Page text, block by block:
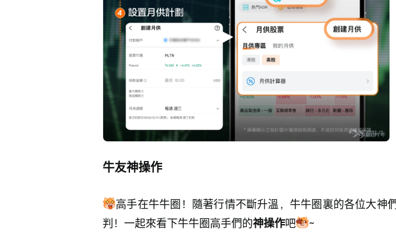
牛友神操作
高手在牛牛圈！隨著行情不斷升溫，牛牛圈裏的各位大神
判！一起來看下牛牛圈高手們的神操作吧 ~